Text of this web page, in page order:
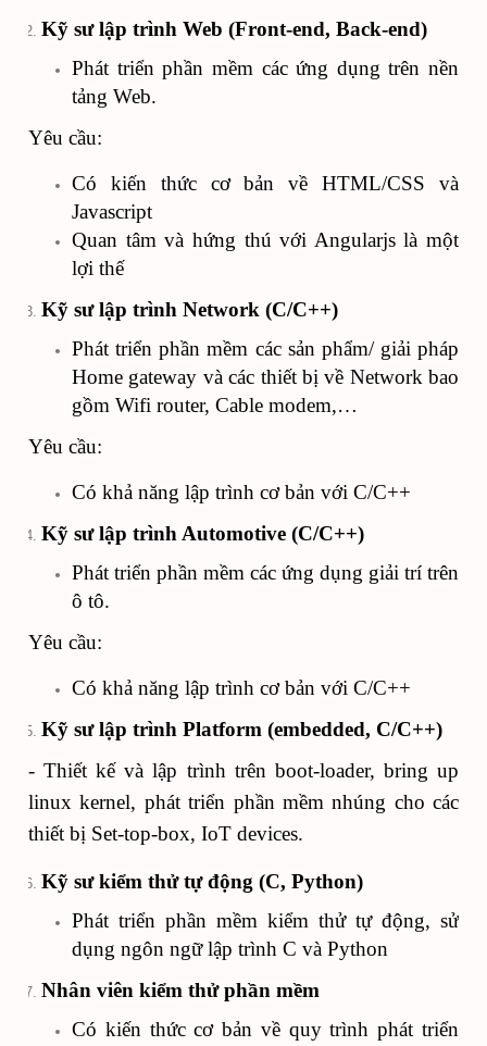
Kỹ sư lập trình Web (Front-end, Back-end)
Phát triển phần mềm các ứng dụng trên nền
tảng Web.
Yêu cầu:
Có kiến thức cơ bản về HTML/CSS và
Javascript
Quan tâm và hứng thú với Angularjs là một
lợi thế
Kỹ sư lập trình Network (C/C++)
Phát triển phần mềm các sản phẩm/ giải pháp
Home gateway và các thiết bị về Network bao
gồm Wifi router, Cable modem,…
Yêu cầu:
Có khả năng lập trình cơ bản với C/C++
Kỹ sư lập trình Automotive (C/C++)
Phát triển phần mềm các ứng dụng giải trí trên
ô tô.
Yêu cầu:
Có khả năng lập trình cơ bản với C/C++
Kỹ sư lập trình Platform (embedded, C/C++)
- Thiết kế và lập trình trên boot-loader, bring up
linux kernel, phát triển phần mềm nhúng cho các
thiết bị Set-top-box, IoT devices.
Kỹ sư kiểm thử tự động (C, Python)
Phát triển phần mềm kiểm thử tự động, sử
dụng ngôn ngữ lập trình C và Python
Nhân viên kiểm thử phần mềm
Có kiến thức cơ bản về quy trình phát triển